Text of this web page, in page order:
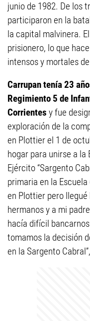
junio de 1982. De los
participaron en la
la capital malvinera.
prisionero, lo que
intensos y mortales
Carrupan tenía 23
Regimiento 5 de
Corrientes y fue
exploración de la
en Plottier el 1 de
hogar para unirse a la
Ejército “Sargento
primaria en la
en Plottier pero
hermanos y a mi
hacía difícil
tomamos la decisión
en la Sargento